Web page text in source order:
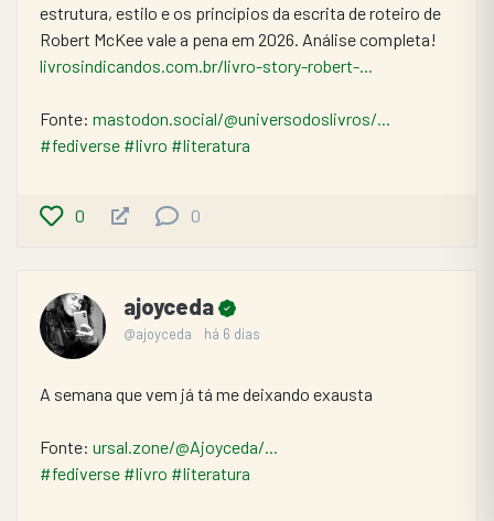
estrutura, estilo e os princípios da escrita de roteiro de
livrosindicandos.com.br/livro-story-robert-...
Fonte: mastodon.social/@universodoslivros/...
#fediverse #livro #literatura
0 0
ajoyceda
@ajoyceda há 6 dias
A semana que vem já tá me deixando exausta
Fonte: ursal.zone/@Ajoyceda/...
#fediverse #livro #literatura